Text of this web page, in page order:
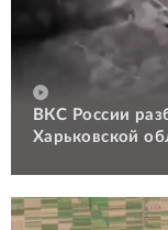
ВКС России
Харьковской